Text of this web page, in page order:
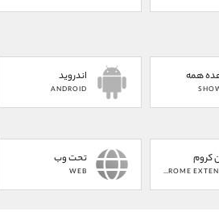
همه اندروید
ANDROID
کروم
CHROME EXTENSION
تحت وب
WEB